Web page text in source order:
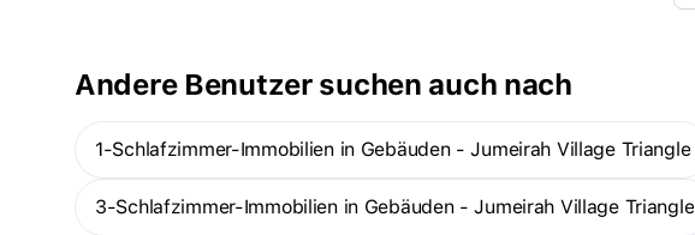
entworfen, um die spezifischen Bedürfnisse und Vorlieben
Andere Benutzer suchen auch nach
1-Schlafzimmer-Immobilien in Gebäuden - Jumeirah Village Triangle
3-Schlafzimmer-Immobilien in Gebäuden - Jumeirah Village Triangle